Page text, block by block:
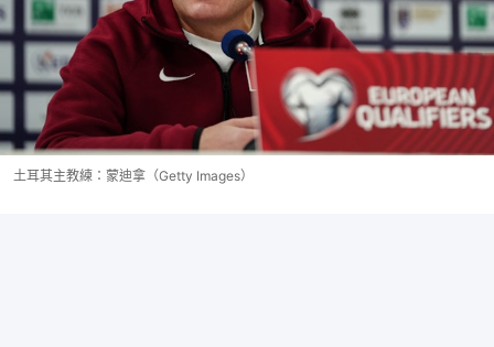
土耳其主教練：蒙迪拿（Getty Images）